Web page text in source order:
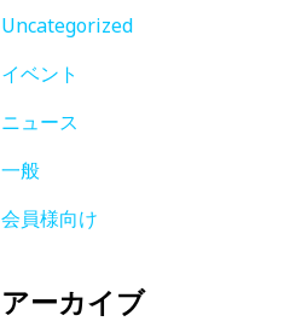
Uncategorized
イベント
ニュース
一般
会員様向け
アーカイブ